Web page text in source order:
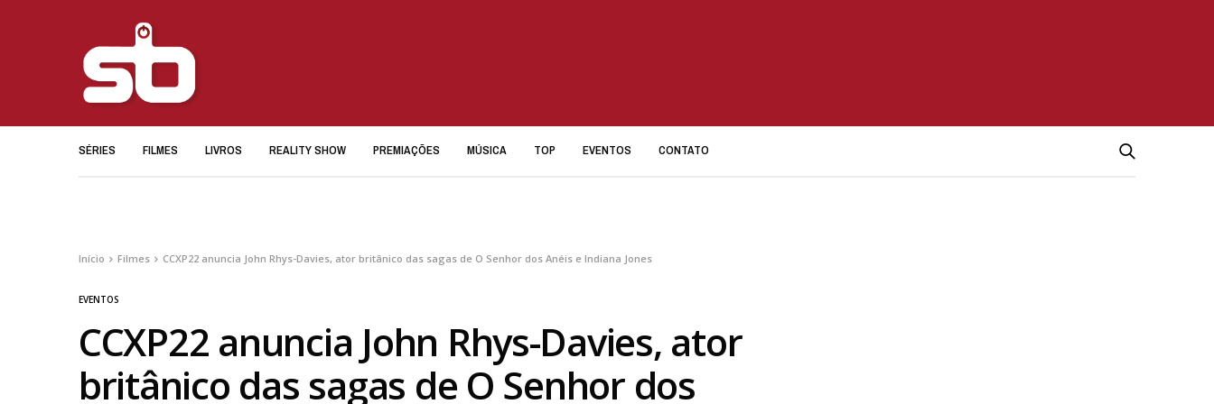
SÉRIES FILMES LIVROS REALITY SHOW PREMIAÇÕES MÚSICA TOP EVENTOS CONTATO
Início Filmes CCXP22 anuncia John Rhys-Davies, ator britânico das sagas de O Senhor dos Anéis e Indiana Jones
EVENTOS
CCXP22 anuncia John Rhys-Davies, ator
britânico das sagas de O Senhor dos